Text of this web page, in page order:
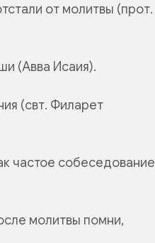
от молитвы (прот.
(Авва Исаия).
(свт. Филарет
частое собеседование
молитвы помни,